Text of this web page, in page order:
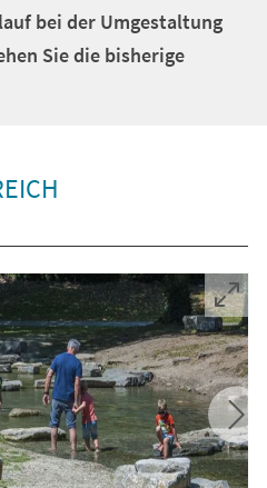
bei der Umgestaltung
Sie die bisherige